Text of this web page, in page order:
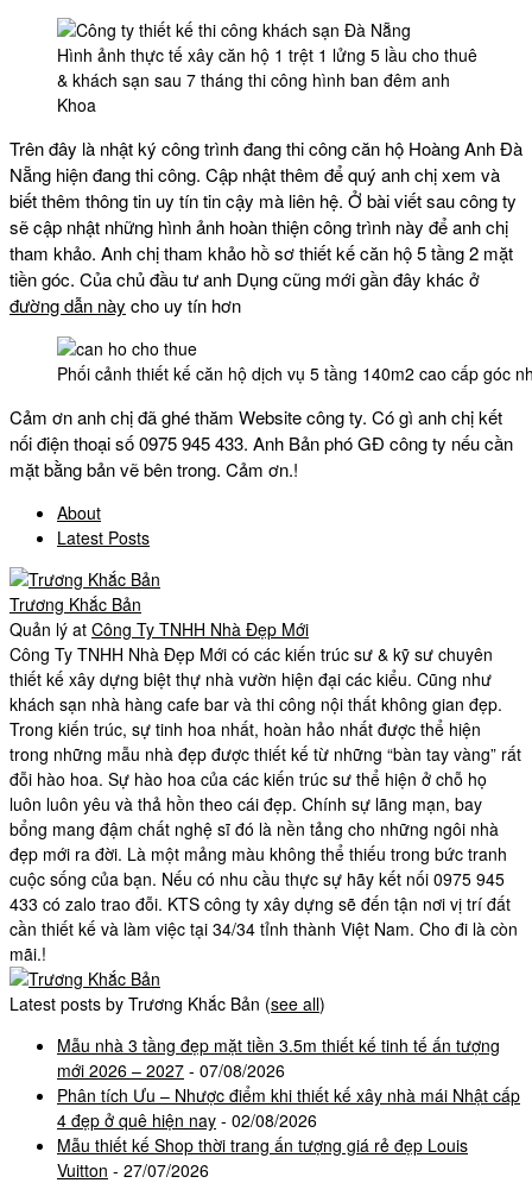
Hình ảnh thực tế xây căn hộ 1 trệt 1 lửng 5 lầu cho thuê
& khách sạn sau 7 tháng thi công hình ban đêm anh
Khoa
Trên đây là nhật ký công trình đang thi công căn hộ Hoàng Anh Đà
Nẵng hiện đang thi công. Cập nhật thêm để quý anh chị xem và
biết thêm thông tin uy tín tin cậy mà liên hệ. Ở bài viết sau công ty
sẽ cập nhật những hình ảnh hoàn thiện công trình này để anh chị
tham khảo. Anh chị tham khảo hồ sơ thiết kế căn hộ 5 tầng 2 mặt
tiền góc. Của chủ đầu tư anh Dụng cũng mới gần đây khác ở
đường dẫn này cho uy tín hơn
Phối cảnh thiết kế căn hộ dịch vụ 5 tầng 140m2 cao cấp góc
Cảm ơn anh chị đã ghé thăm Website công ty. Có gì anh chị kết
nối điện thoại số 0975 945 433. Anh Bản phó GĐ công ty nếu cần
mặt bằng bản vẽ bên trong. Cảm ơn.!
About
Latest Posts
Trương Khắc Bản
Quản lý at Công Ty TNHH Nhà Đẹp Mới
Công Ty TNHH Nhà Đẹp Mới có các kiến trúc sư & kỹ sư chuyên
thiết kế xây dựng biệt thự nhà vườn hiện đại các kiểu. Cũng như
khách sạn nhà hàng cafe bar và thi công nội thất không gian đẹp.
Trong kiến trúc, sự tinh hoa nhất, hoàn hảo nhất được thể hiện
trong những mẫu nhà đẹp được thiết kế từ những “bàn tay vàng” rất
đỗi hào hoa. Sự hào hoa của các kiến trúc sư thể hiện ở chỗ họ
luôn luôn yêu và thả hồn theo cái đẹp. Chính sự lãng mạn, bay
bổng mang đậm chất nghệ sĩ đó là nền tảng cho những ngôi nhà
đẹp mới ra đời. Là một mảng màu không thể thiếu trong bức tranh
cuộc sống của bạn. Nếu có nhu cầu thực sự hãy kết nối 0975 945
433 có zalo trao đỗi. KTS công ty xây dựng sẽ đến tận nơi vị trí đất
cần thiết kế và làm việc tại 34/34 tỉnh thành Việt Nam. Cho đi là còn
mãi.!
Latest posts by Trương Khắc Bản (see all)
Mẫu nhà 3 tầng đẹp mặt tiền 3.5m thiết kế tinh tế ấn tượng
mới 2026 – 2027 - 07/08/2026
Phân tích Ưu – Nhược điểm khi thiết kế xây nhà mái Nhật cấp
4 đẹp ở quê hiện nay - 02/08/2026
Mẫu thiết kế Shop thời trang ấn tượng giá rẻ đẹp Louis
Vuitton - 27/07/2026